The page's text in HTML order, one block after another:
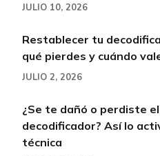
JULIO 10, 2026
Restablecer tu
qué pierdes y cuándo
JULIO 2, 2026
¿Se te dañó o perdiste
decodificador? Así lo
técnica